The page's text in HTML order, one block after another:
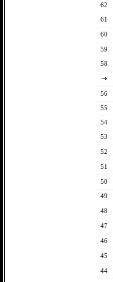
62
61
60
59
58
56
55
54
53
52
51
50
49
48
47
46
45
44